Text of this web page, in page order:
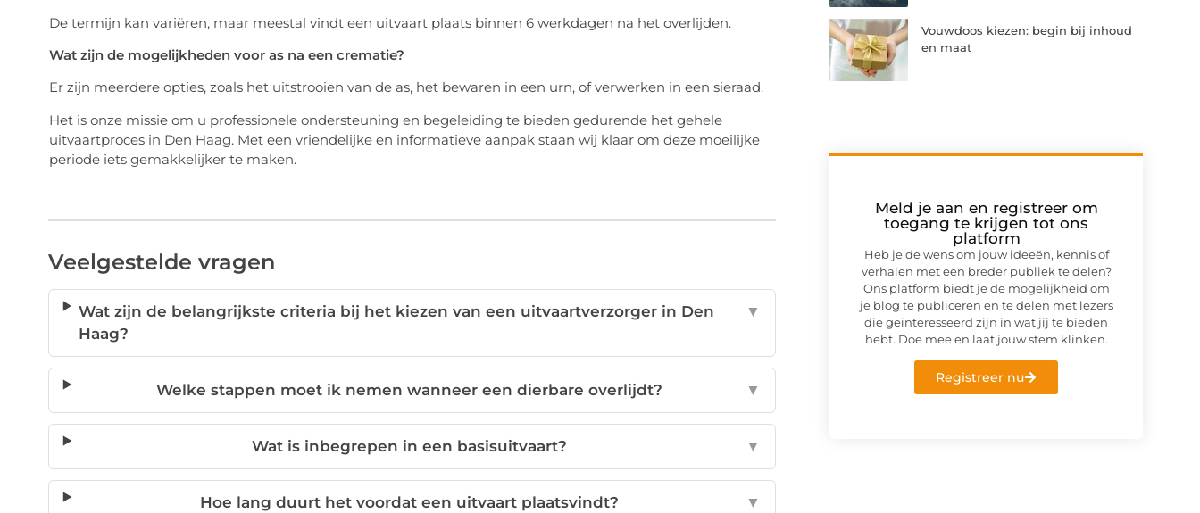
De termijn kan variëren, maar meestal vindt een uitvaart plaats binnen 6 werkdagen na het overlijden.
Wat zijn de mogelijkheden voor as na een crematie?
Er zijn meerdere opties, zoals het uitstrooien van de as, het bewaren in een urn, of verwerken in een sieraad.
Het is onze missie om u professionele ondersteuning en begeleiding te bieden gedurende het gehele
uitvaartproces in Den Haag. Met een vriendelijke en informatieve aanpak staan wij klaar om deze moeilijke
periode iets gemakkelijker te maken.
Veelgestelde vragen
Wat zijn de belangrijkste criteria bij het kiezen van een uitvaartverzorger in Den
Haag?
▼
Welke stappen moet ik nemen wanneer een dierbare overlijdt? ▼
Wat is inbegrepen in een basisuitvaart? ▼
Hoe lang duurt het voordat een uitvaart plaatsvindt? ▼
Vouwdoos kiezen: begin bij inhoud
en maat
Meld je aan en registreer om
toegang te krijgen tot ons
platform
Heb je de wens om jouw ideeën, kennis of
verhalen met een breder publiek te delen?
Ons platform biedt je de mogelijkheid om
je blog te publiceren en te delen met lezers
die geïnteresseerd zijn in wat jij te bieden
hebt. Doe mee en laat jouw stem klinken.
Registreer nu